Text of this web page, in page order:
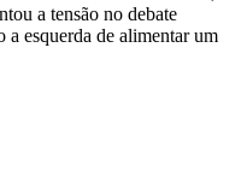
a tensão no debate
a esquerda de alimentar um